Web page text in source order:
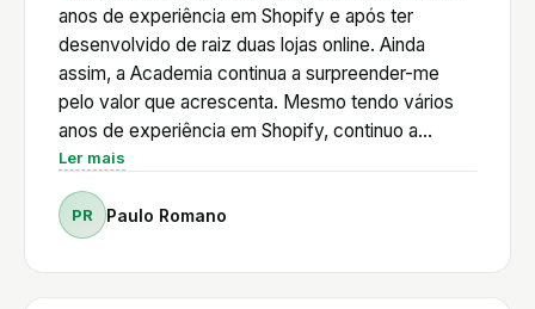
anos de experiência em Shopify e após ter
desenvolvido de raiz duas lojas online. Ainda
assim, a Academia continua a surpreender-me
pelo valor que acrescenta. Mesmo tendo vários
anos de experiência em Shopify, continuo a
encontrar respostas, novas ferramentas e novas
formas de otimizar as minhas lojas. Ao longo deste
percurso, já resolvi vários desafios técnicos com
o apoio do Pedro, recebi aconselhamento na
Ler mais
PR Paulo Romano